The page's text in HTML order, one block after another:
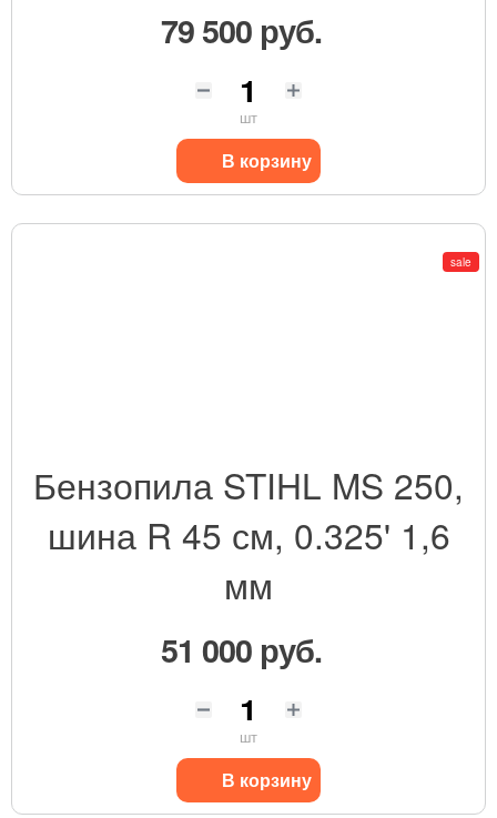
79 500 руб.
шт
В корзину
sale
Бензопила STIHL MS 250,
шина R 45 см, 0.325' 1,6
мм
51 000 руб.
шт
В корзину